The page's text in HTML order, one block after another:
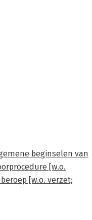
beginselen van
[w.o.
[w.o. verzet;